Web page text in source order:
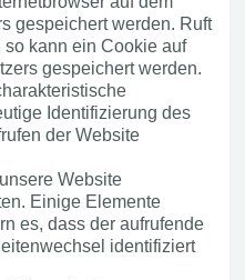
gespeichert werden. Ruft
kann ein Cookie auf
gespeichert werden.
Identifizierung des
der Website
Website
Einige Elemente
es, dass der aufrufende
identifiziert